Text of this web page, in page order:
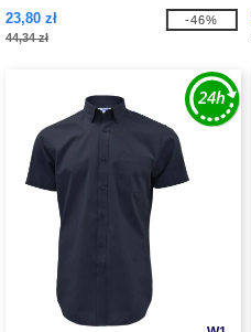
23,80 zł
44,34 zł
-46%